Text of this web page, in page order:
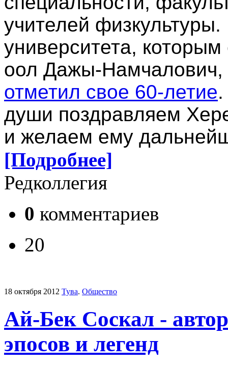
учителей
университета,
оол Дажы-
отметил свое 60-летие
души поздравляем
и желаем ему
[Подробнее]
Редколлегия
0 комментариев
20
18 октября 2012 Тува. Общество
Ай-Бек Соскал -
эпосов и легенд